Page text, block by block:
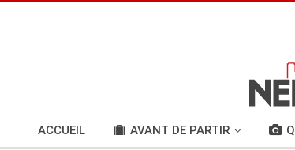
ACCUEIL AVANT DE PARTIR